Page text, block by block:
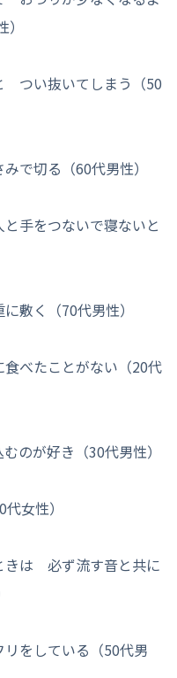
つい抜いてしまう（50
で切る（60代男性）
手をつないで寝ないと
敷く（70代男性）
食べたことがない（20代
のが好き（30代男性）
女性）
きは 必ず流す音と共に
リをしている（50代男